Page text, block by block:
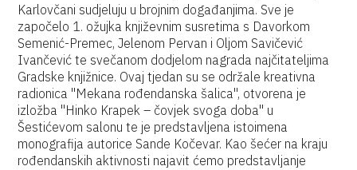
Karlovčani sudjeluju u brojnim događanjima. Sve je
započelo 1. ožujka književnim susretima s Davorkom
Semenić-Premec, Jelenom Pervan i Oljom Savičević
Ivančević te svečanom dodjelom nagrada najčitateljima
Gradske knjižnice. Ovaj tjedan su se održale kreativna
radionica ''Mekana rođendanska šalica'', otvorena je
izložba ''Hinko Krapek – čovjek svoga doba'' u
Šestićevom salonu te je predstavljena istoimena
monografija autorice Sande Kočevar. Kao šećer na kraju
rođendanskih aktivnosti najavit ćemo predstavljanje